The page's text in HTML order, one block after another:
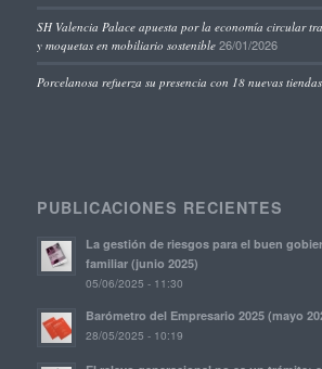
SH Valencia Palace apuesta por la economía circular
y moquetas en mobiliario sostenible 26/01/2026
Porcelanosa refuerza su presencia con 18 nuevas
PUBLICACIONES RECIENTES
La gestión de riesgos para el buen
familiar (junio 2025)
05/06/2025 - 11:30
Barómetro del Empresario 2025 (mayo
28/05/2025 - 10:19